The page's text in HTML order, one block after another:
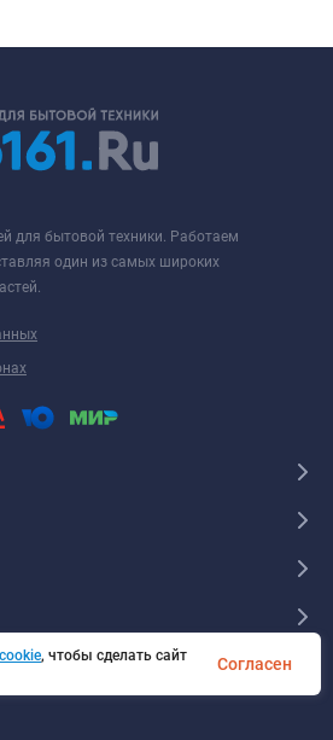
для бытовой техники. Работаем
один из самых широких
, чтобы сделать сайт
Согласен